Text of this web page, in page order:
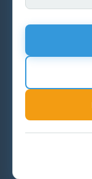
Mappa del sito